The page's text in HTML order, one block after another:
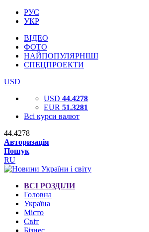
РУС
УКР
ВІДЕО
ФОТО
НАЙПОПУЛЯРНІШІ
СПЕЦПРОЕКТИ
USD
USD 44.4278
EUR 51.3281
Всі курси валют
44.4278
Авторизація
Пошук
RU
ВСІ РОЗДІЛИ
Головна
Україна
Місто
Світ
Бізнес